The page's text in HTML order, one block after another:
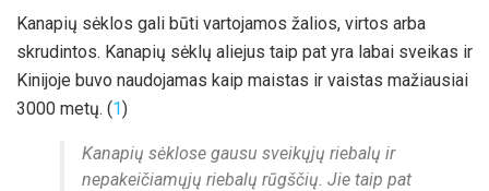
Kanapių sėklos gali būti vartojamos žalios, virtos arba
skrudintos. Kanapių sėklų aliejus taip pat yra labai sveikas ir
Kinijoje buvo naudojamas kaip maistas ir vaistas mažiausiai
3000 metų. (1)
Kanapių sėklose gausu sveikųjų riebalų ir
nepakeičiamųjų riebalų rūgščių. Jie taip pat